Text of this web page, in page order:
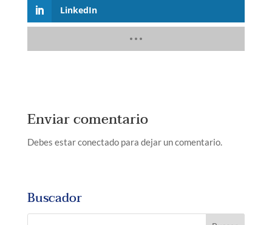
LinkedIn
Enviar comentario
Debes estar conectado para dejar un comentario.
Buscador